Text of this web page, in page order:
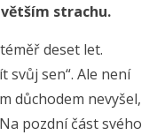
strachu.
deset let.
svůj sen“. Ale není
důchodem nevyšel,
pozdní část svého